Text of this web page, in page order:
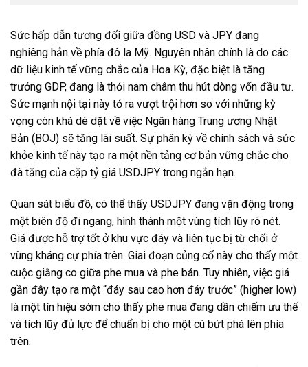
Sức hấp dẫn tương đối giữa đồng USD và JPY đang
nghiêng hẳn về phía đô la Mỹ. Nguyên nhân chính là do các
dữ liệu kinh tế vững chắc của Hoa Kỳ, đặc biệt là tăng
trưởng GDP, đang là thỏi nam châm thu hút dòng vốn đầu tư.
Sức mạnh nội tại này tỏ ra vượt trội hơn so với những kỳ
vọng còn khá dè dặt về việc Ngân hàng Trung ương Nhật
Bản (BOJ) sẽ tăng lãi suất. Sự phân kỳ về chính sách và sức
khỏe kinh tế này tạo ra một nền tảng cơ bản vững chắc cho
đà tăng của cặp tỷ giá USDJPY trong ngắn hạn.
Quan sát biểu đồ, có thể thấy USDJPY đang vận động trong
một biên độ đi ngang, hình thành một vùng tích lũy rõ nét.
Giá được hỗ trợ tốt ở khu vực đáy và liên tục bị từ chối ở
vùng kháng cự phía trên. Giai đoạn củng cố này cho thấy một
cuộc giằng co giữa phe mua và phe bán. Tuy nhiên, việc giá
gần đây tạo ra một “đáy sau cao hơn đáy trước” (higher low)
là một tín hiệu sớm cho thấy phe mua đang dần chiếm ưu thế
và tích lũy đủ lực để chuẩn bị cho một cú bứt phá lên phía
trên.